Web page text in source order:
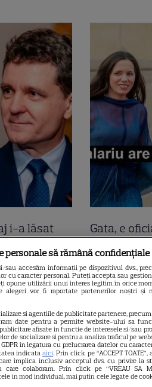
i-a lăsat
Dan,
2400 de
lui Tudor!
mat
Gata, e
Mirabela
nu e tot!
declarația
negru pe
personale să rămână confidențiale
sau accesăm informații pe dispozitivul dvs.,
cu caracter personal. Puteți accepta sau
opune utilizării unui interes legitim în orice
alegeri vor fi raportate partenerilor noștri și
si agentiile de publicitate partenere,
date pentru a permite website-ului sa
afisate in functie de interesele si/sau
de socializare si pentru a analiza traficul pe
in legatura cu prelucrarea datelor cu
indicataaici. Prin click pe “ACCEPT
implica inclusiv acceptul dvs. cu privire la
colaboram. Prin click pe “VREAU SA
in mod individual, mai putin cele legate de